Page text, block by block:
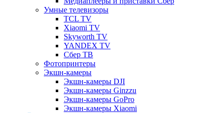
Умные телевизоры
TCL TV
Xiaomi TV
Skyworth TV
YANDEX TV
Сбер ТВ
Фотопринтеры
Экшн-камеры
Экшн-камеры DJI
Экшн-камеры Ginzzu
Экшн-камеры GoPro
Экшн-камеры Xiaomi